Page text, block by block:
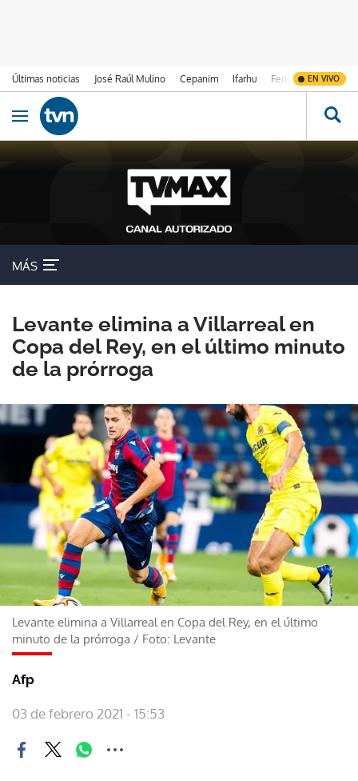
Últimas noticias José Raúl Mulino Cepanim Ifarhu Fenómeno de El
EN VIVO
Ir al contenido
Obrir navegació
MÁS
Levante elimina a Villarreal en
Copa del Rey, en el último minuto
de la prórroga
Levante elimina a Villarreal en Copa del Rey, en el último
minuto de la prórroga / Foto: Levante
Afp
03 de febrero 2021 - 15:53